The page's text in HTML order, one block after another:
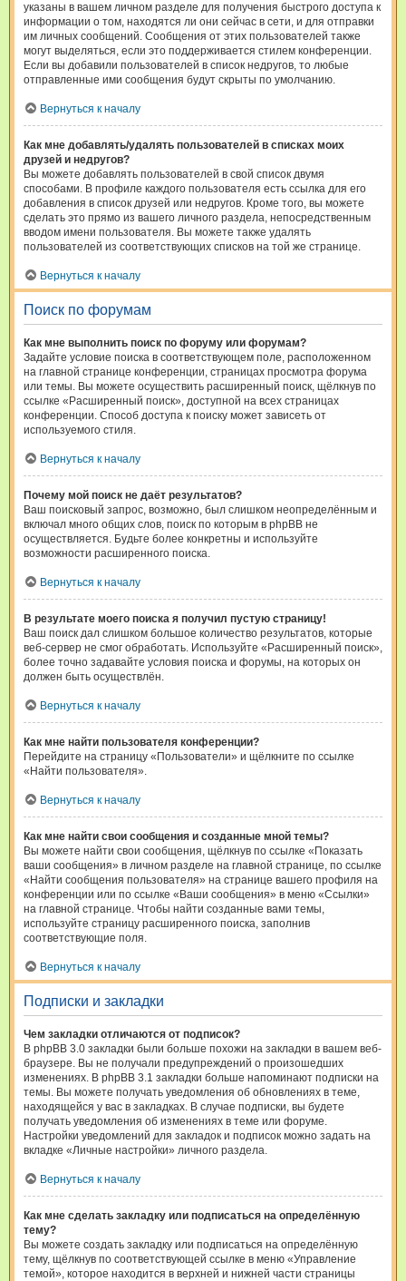
указаны в вашем личном разделе для получения быстрого доступа к
информации о том, находятся ли они сейчас в сети, и для отправки
им личных сообщений. Сообщения от этих пользователей также
могут выделяться, если это поддерживается стилем конференции.
Если вы добавили пользователей в список недругов, то любые
отправленные ими сообщения будут скрыты по умолчанию.
Вернуться к началу
Как мне добавлять/удалять пользователей в списках моих
друзей и недругов?
Вы можете добавлять пользователей в свой список двумя
способами. В профиле каждого пользователя есть ссылка для его
добавления в список друзей или недругов. Кроме того, вы можете
сделать это прямо из вашего личного раздела, непосредственным
вводом имени пользователя. Вы можете также удалять
пользователей из соответствующих списков на той же странице.
Вернуться к началу
Поиск по форумам
Как мне выполнить поиск по форуму или форумам?
Задайте условие поиска в соответствующем поле, расположенном
на главной странице конференции, страницах просмотра форума
или темы. Вы можете осуществить расширенный поиск, щёлкнув по
ссылке «Расширенный поиск», доступной на всех страницах
конференции. Способ доступа к поиску может зависеть от
используемого стиля.
Вернуться к началу
Почему мой поиск не даёт результатов?
Ваш поисковый запрос, возможно, был слишком неопределённым и
включал много общих слов, поиск по которым в phpBB не
осуществляется. Будьте более конкретны и используйте
возможности расширенного поиска.
Вернуться к началу
В результате моего поиска я получил пустую страницу!
Ваш поиск дал слишком большое количество результатов, которые
веб-сервер не смог обработать. Используйте «Расширенный поиск»,
более точно задавайте условия поиска и форумы, на которых он
должен быть осуществлён.
Вернуться к началу
Как мне найти пользователя конференции?
Перейдите на страницу «Пользователи» и щёлкните по ссылке
«Найти пользователя».
Вернуться к началу
Как мне найти свои сообщения и созданные мной темы?
Вы можете найти свои сообщения, щёлкнув по ссылке «Показать
ваши сообщения» в личном разделе на главной странице, по ссылке
«Найти сообщения пользователя» на странице вашего профиля на
конференции или по ссылке «Ваши сообщения» в меню «Ссылки»
на главной странице. Чтобы найти созданные вами темы,
используйте страницу расширенного поиска, заполнив
соответствующие поля.
Вернуться к началу
Подписки и закладки
Чем закладки отличаются от подписок?
В phpBB 3.0 закладки были больше похожи на закладки в вашем веб-
браузере. Вы не получали предупреждений о произошедших
изменениях. В phpBB 3.1 закладки больше напоминают подписки на
темы. Вы можете получать уведомления об обновлениях в теме,
находящейся у вас в закладках. В случае подписки, вы будете
получать уведомления об изменениях в теме или форуме.
Настройки уведомлений для закладок и подписок можно задать на
вкладке «Личные настройки» личного раздела.
Вернуться к началу
Как мне сделать закладку или подписаться на определённую
тему?
Вы можете создать закладку или подписаться на определённую
тему, щёлкнув по соответствующей ссылке в меню «Управление
темой», которое находится в верхней и нижней части страницы